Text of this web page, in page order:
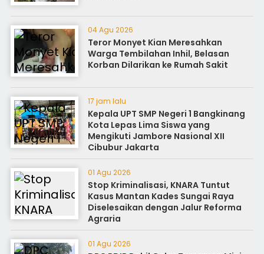
04 Agu 2026
Teror Monyet Kian Meresahkan
Warga Tembilahan Inhil, Belasan
Korban Dilarikan ke Rumah Sakit
17 jam lalu
Kepala UPT SMP Negeri 1 Bangkinang
Kota Lepas Lima Siswa yang
Mengikuti Jambore Nasional XII
Cibubur Jakarta
01 Agu 2026
Stop Kriminalisasi, KNARA Tuntut
Kasus Mantan Kades Sungai Raya
Diselesaikan dengan Jalur Reforma
Agraria
01 Agu 2026